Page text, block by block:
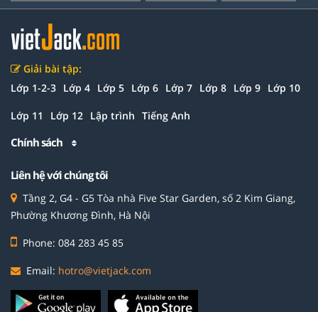
Giải bài tập:
Lớp 1-2-3 Lớp 4 Lớp 5 Lớp 6 Lớp 7 Lớp 8 Lớp 9 Lớp 10
Lớp 11 Lớp 12 Lập trình Tiếng Anh
Chính sách
Liên hệ với chúng tôi
Tầng 2, G4 - G5 Tòa nhà Five Star Garden, số 2 Kim Giang,
Phường Khương Đình, Hà Nội
Phone: 084 283 45 85
Email: hotro@vietjack.com